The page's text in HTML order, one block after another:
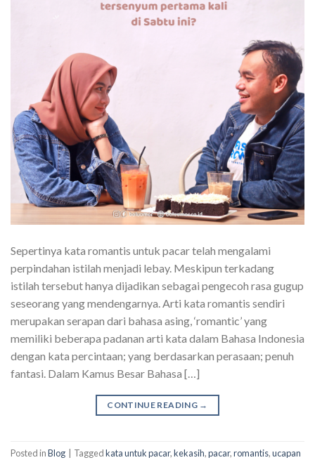
Sepertinya kata romantis untuk pacar telah mengalami
perpindahan istilah menjadi lebay. Meskipun terkadang
istilah tersebut hanya dijadikan sebagai pengecoh rasa gugup
seseorang yang mendengarnya. Arti kata romantis sendiri
merupakan serapan dari bahasa asing, ‘romantic’ yang
memiliki beberapa padanan arti kata dalam Bahasa Indonesia
dengan kata percintaan; yang berdasarkan perasaan; penuh
fantasi. Dalam Kamus Besar Bahasa […]
CONTINUE READING →
Posted inBlog Taggedkata untuk pacar,kekasih,pacar,romantis,ucapan